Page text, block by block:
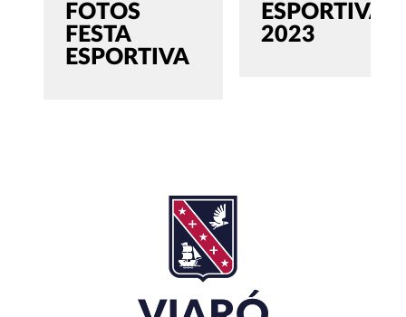
FOTOS
FESTA
ESPORTIVA
ESPORTIVA
2023